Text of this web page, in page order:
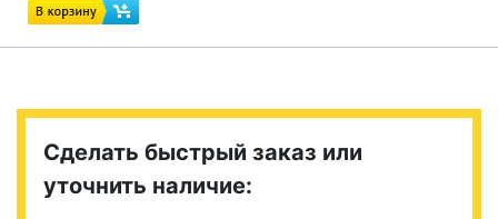
Сделать быстрый заказ или
уточнить наличие: